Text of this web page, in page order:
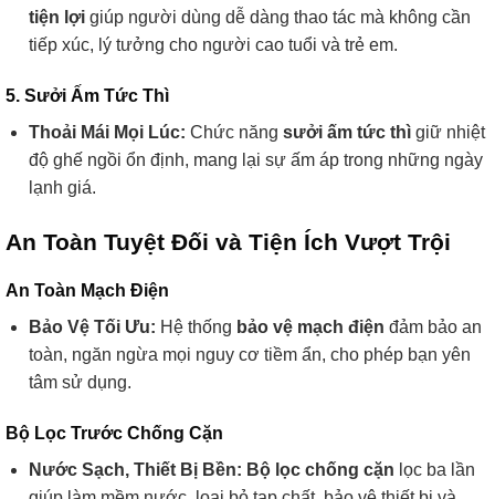
tiện lợigiúp người dùng dễ dàng thao tác mà không cần
tiếp xúc, lý tưởng cho người cao tuổi và trẻ em.
5. Sưởi Ấm Tức Thì
Thoải Mái Mọi Lúc: Chức năng sưởi ấm tức thìgiữ nhiệt
độ ghế ngồi ổn định, mang lại sự ấm áp trong những ngày
lạnh giá.
An Toàn Tuyệt Đối và Tiện Ích Vượt Trội
An Toàn Mạch Điện
Bảo Vệ Tối Ưu: Hệ thống bảo vệ mạch điện đảm bảo an
toàn, ngăn ngừa mọi nguy cơ tiềm ẩn, cho phép bạn yên
tâm sử dụng.
Bộ Lọc Trước Chống Cặn
Nước Sạch, Thiết Bị Bền: Bộ lọc chống cặn lọc ba lần